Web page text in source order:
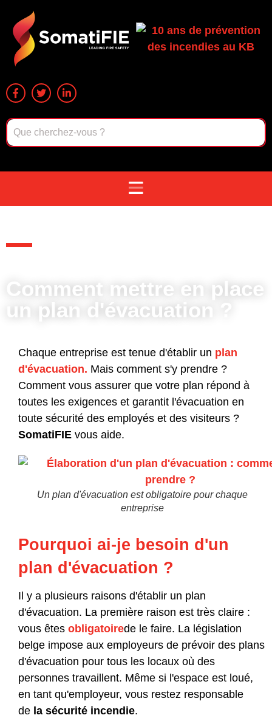
Comment mettre en place
un plan d'évacuation ?
Chaque entreprise est tenue d'établir un plan
d'évacuation. Mais comment s'y prendre ?
Comment vous assurer que votre plan répond à
toutes les exigences et garantit l'évacuation en
toute sécurité des employés et des visiteurs ?
SomatiFIE vous aide.
Un plan d'évacuation est obligatoire pour chaque
entreprise
Pourquoi ai-je besoin d'un
plan d'évacuation ?
Il y a plusieurs raisons d'établir un plan
d'évacuation. La première raison est très claire :
vous êtes obligatoirede le faire. La législation
belge impose aux employeurs de prévoir des plans
d'évacuation pour tous les locaux où des
personnes travaillent. Même si l'espace est loué,
en tant qu'employeur, vous restez responsable
de la sécurité incendie.